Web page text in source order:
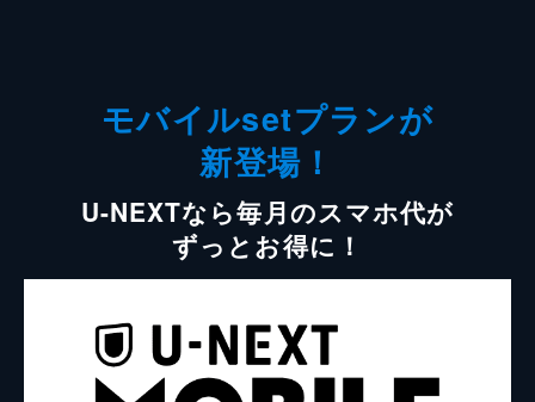
モバイルsetプランが
新登場！
U-NEXTなら毎月のスマホ代が
ずっとお得に！